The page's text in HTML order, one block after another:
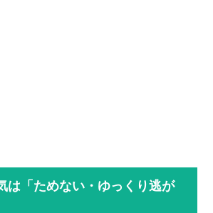
は「ためない・ゆっくり逃が